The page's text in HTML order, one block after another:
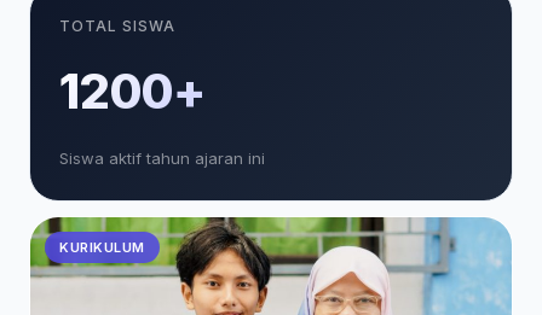
TOTAL SISWA
1200+
Siswa aktif tahun ajaran ini
KURIKULUM